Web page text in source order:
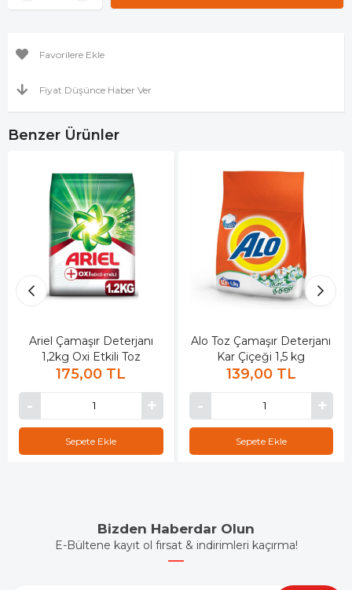
Favorilere Ekle
Fiyat Düşünce Haber Ver
Benzer Ürünler
Ariel Çamaşır Deterjanı
1,2kg Oxi Etkili Toz
175,00 TL
Sepete Ekle
Alo Toz Çamaşır Deterjanı
Kar Çiçeği 1,5 kg
139,00 TL
Sepete Ekle
Bizden Haberdar Olun
E-Bültene kayıt ol fırsat & indirimleri kaçırma!